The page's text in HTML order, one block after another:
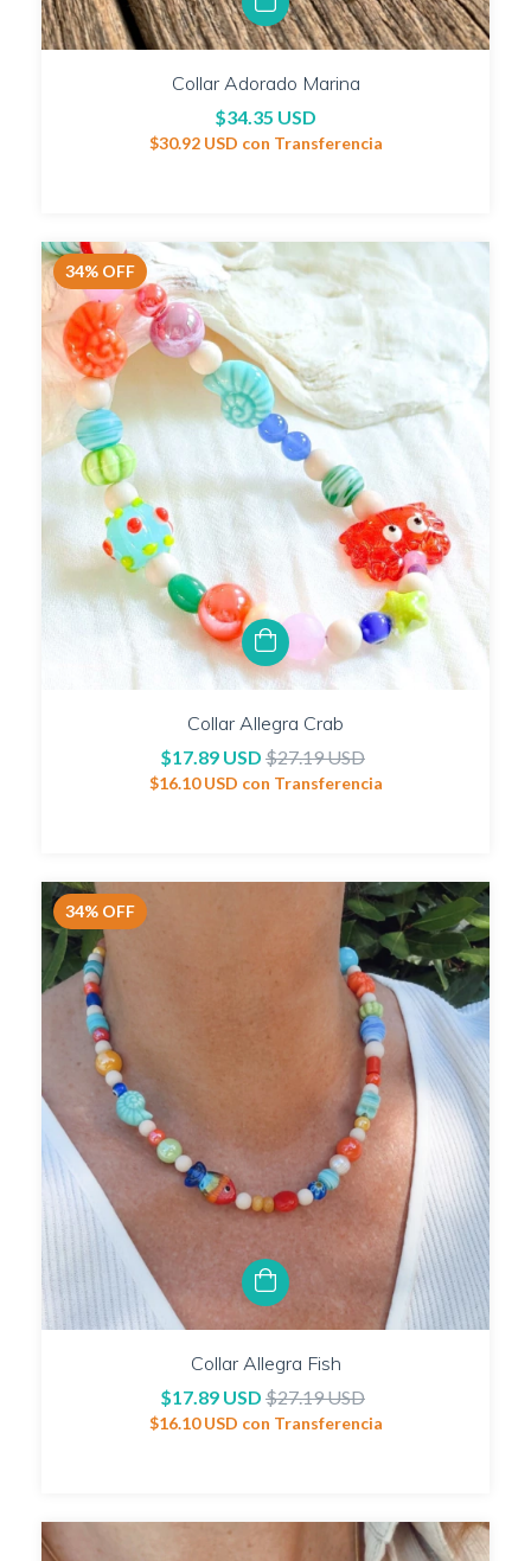
Collar Adorado Marina
$34.35 USD
$30.92 USD con Transferencia
34% OFF
Collar Allegra Crab
$17.89 USD $27.19 USD
$16.10 USD con Transferencia
34% OFF
Collar Allegra Fish
$17.89 USD $27.19 USD
$16.10 USD con Transferencia